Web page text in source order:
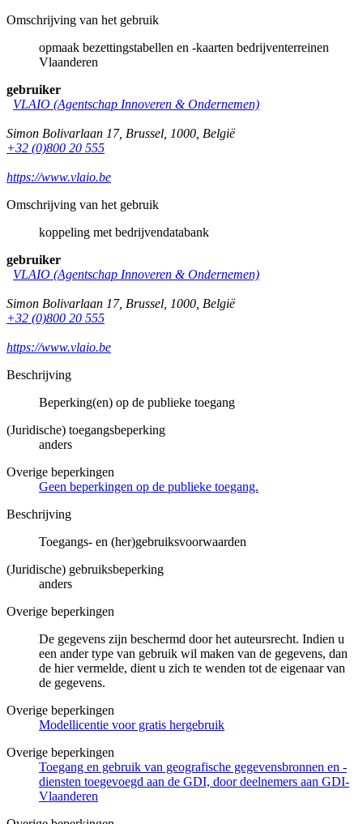
Omschrijving van het gebruik
opmaak bezettingstabellen en -kaarten bedrijventerreinen
Vlaanderen
gebruiker
VLAIO (Agentschap Innoveren & Ondernemen)
Simon Bolivarlaan 17, Brussel 1000 België
+32 (0)800 20 555
https://www.vlaio.be
Omschrijving van het gebruik
koppeling met bedrijvendatabank
gebruiker
VLAIO (Agentschap Innoveren & Ondernemen)
Simon Bolivarlaan 17, Brussel 1000 België
+32 (0)800 20 555
https://www.vlaio.be
Beschrijving
Beperking(en) op de publieke toegang
(Juridische) toegangsbeperking
anders
Overige beperkingen
Geen beperkingen op de publieke toegang.
Beschrijving
Toegangs- en (her)gebruiksvoorwaarden
(Juridische) gebruiksbeperking
anders
Overige beperkingen
De gegevens zijn beschermd door het auteursrecht. Indien u
een ander type van gebruik wil maken van de gegevens, dan
de hier vermelde, dient u zich te wenden tot de eigenaar van
de gegevens.
Overige beperkingen
Modellicentie voor gratis hergebruik
Overige beperkingen
Toegang en gebruik van geografische gegevensbronnen en -
diensten toegevoegd aan de GDI, door deelnemers aan GDI-
Vlaanderen